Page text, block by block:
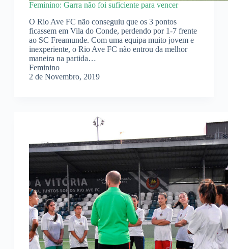
Feminino: Garra não foi suficiente para vencer
O Rio Ave FC não conseguiu que os 3 pontos
ficassem em Vila do Conde, perdendo por 1-7 frente
ao SC Freamunde. Com uma equipa muito jovem e
inexperiente, o Rio Ave FC não entrou da melhor
maneira na partida…
Feminino
2 de Novembro, 2019